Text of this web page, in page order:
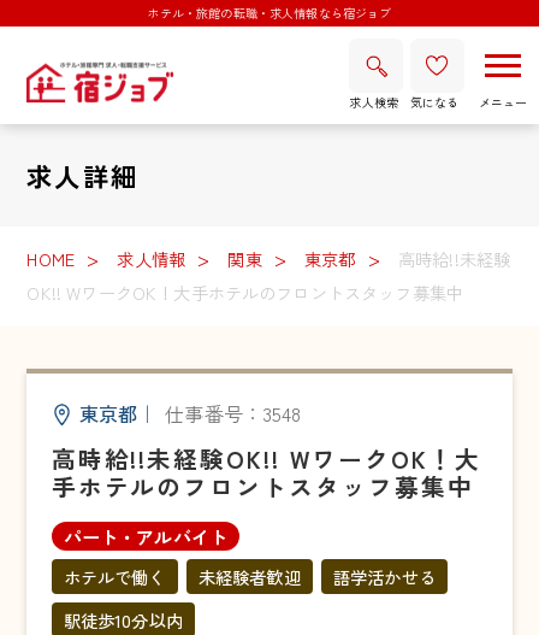
ホテル・旅館の転職・求人情報なら宿ジョブ
求人検索 気になる
求人詳細
HOME 求人情報 関東 東京都
高時給!!未経験
OK!! WワークOK！大手ホテルのフロントスタッフ募集中
東京都 ｜ 仕事番号：3548
高時給!!未経験OK!! WワークOK！大
手ホテルのフロントスタッフ募集中
パート・アルバイト
ホテルで働く 未経験者歓迎
語学活かせる
駅徒歩10分以内